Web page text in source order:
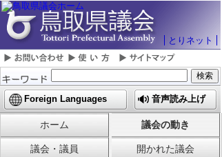
とりネット
Foreign Languages 音声読み上げ
ホーム 議会の動き
議会・議員 開かれた議会